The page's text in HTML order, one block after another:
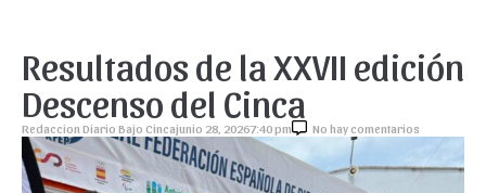
Resultados de la XXVII edición
Descenso del Cinca
Redaccion Diario Bajo Cincajunio 28, 20267:40 pm No hay comentarios